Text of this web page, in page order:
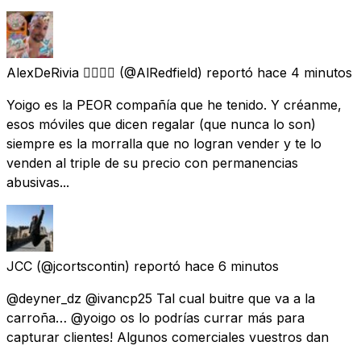
AlexDeRivia 🏳️‍🌈🇮🇨 (@AlRedfield) reportó hace 4 minutos
Yoigo es la PEOR compañía que he tenido. Y créanme,
esos móviles que dicen regalar (que nunca lo son)
siempre es la morralla que no logran vender y te lo
venden al triple de su precio con permanencias
abusivas...
JCC (@jcortscontin) reportó hace 6 minutos
@deyner_dz @ivancp25 Tal cual buitre que va a la
carroña… @yoigo os lo podrías currar más para
capturar clientes! Algunos comerciales vuestros dan